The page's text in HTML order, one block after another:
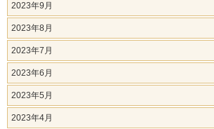
2023年9月
2023年8月
2023年7月
2023年6月
2023年5月
2023年4月